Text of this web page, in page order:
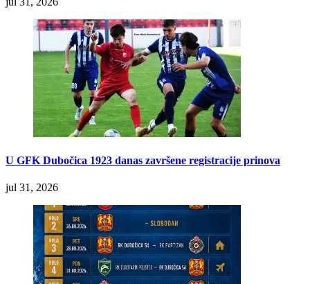
U GFK Dubočica 1923 danas završene registracije prinova
jul 31, 2026